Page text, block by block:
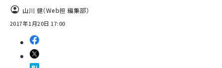
山川 健（Web担 編集部）
2017年1月20日 17:00